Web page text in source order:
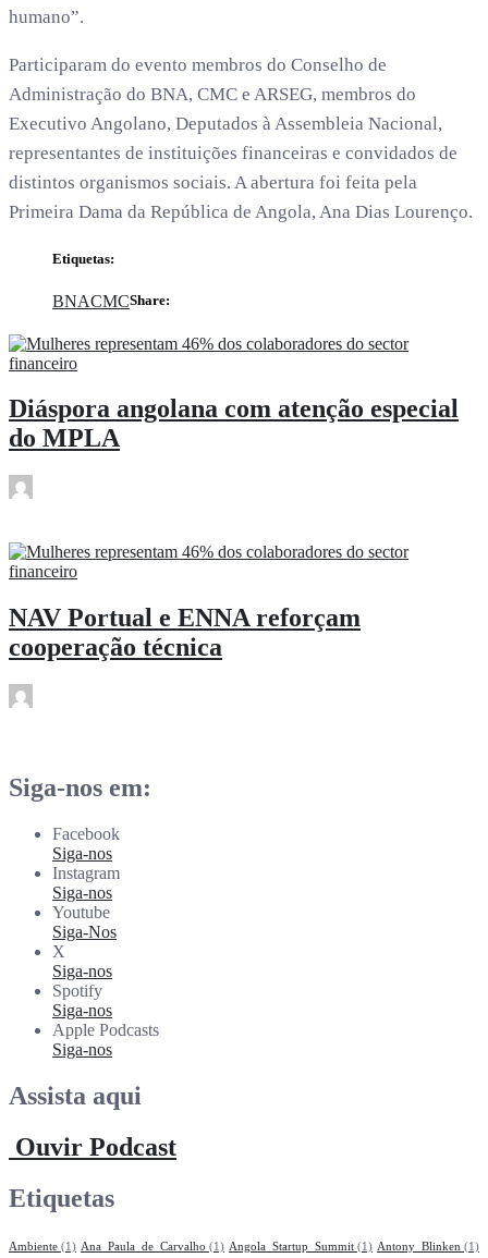
humano”.
Participaram do evento membros do Conselho de
Administração do BNA, CMC e ARSEG, membros do
Executivo Angolano, Deputados à Assembleia Nacional,
representantes de instituições financeiras e convidados de
distintos organismos sociais. A abertura foi feita pela
Primeira Dama da República de Angola, Ana Dias Lourenço.
Etiquetas:
BNACMCShare:
Diáspora angolana com atenção especial
do MPLA
NAV Portual e ENNA reforçam
cooperação técnica
Siga-nos em:
Facebook
Siga-nos
Instagram
Siga-nos
Youtube
Siga-Nos
X
Siga-nos
Spotify
Siga-nos
Apple Podcasts
Siga-nos
Assista aqui
Ouvir Podcast
Etiquetas
Ambiente (1) Ana_Paula_de_Carvalho (1) Angola_Startup_Summit (1) Antony_Blinken (1)